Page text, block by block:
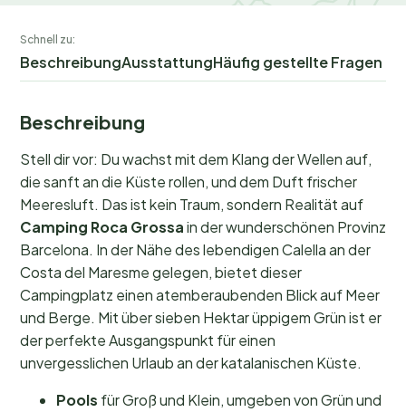
Schnell zu:
BeschreibungAusstattungHäufig gestellte Fragen
Beschreibung
Stell dir vor: Du wachst mit dem Klang der Wellen auf,
die sanft an die Küste rollen, und dem Duft frischer
Meeresluft. Das ist kein Traum, sondern Realität auf
Camping Roca Grossain der wunderschönen Provinz
Barcelona. In der Nähe des lebendigen Calella an der
Costa del Maresme gelegen, bietet dieser
Campingplatz einen atemberaubenden Blick auf Meer
und Berge. Mit über sieben Hektar üppigem Grün ist er
der perfekte Ausgangspunkt für einen
unvergesslichen Urlaub an der katalanischen Küste.
Pools für Groß und Klein, umgeben von Grün und